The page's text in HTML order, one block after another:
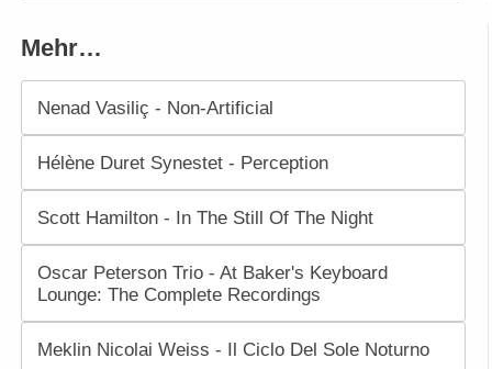
Mehr…
Nenad Vasiliç - Non-Artificial
Hélène Duret Synestet - Perception
Scott Hamilton - In The Still Of The Night
Oscar Peterson Trio - At Baker's Keyboard
Lounge: The Complete Recordings
Meklin Nicolai Weiss - Il Ciclo Del Sole Noturno